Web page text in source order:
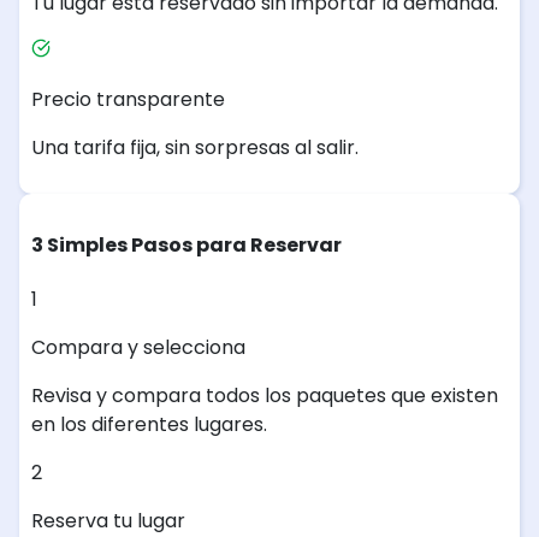
Precio transparente
Una tarifa fija, sin sorpresas al salir.
3 Simples Pasos para Reservar
1
Compara y selecciona
Revisa y compara todos los paquetes que existen
en los diferentes lugares.
2
Reserva tu lugar